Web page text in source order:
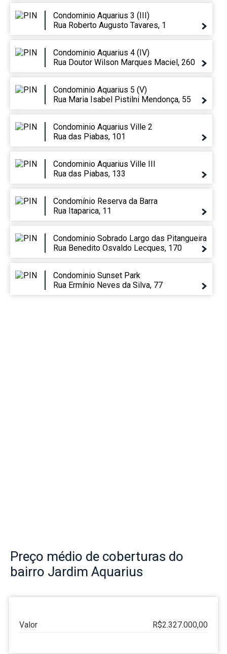
Condominio Aquarius 3 (III)
Rua Roberto Augusto Tavares, 1
Condominio Aquarius 4 (IV)
Rua Doutor Wilson Marques Maciel, 260
Condominio Aquarius 5 (V)
Rua Maria Isabel Pistilni Mendonça, 55
Condominio Aquarius Ville 2
Rua das Piabas, 101
Condominio Aquarius Ville III
Rua das Piabas, 133
Condomínio Reserva da Barra
Rua Itaparica, 11
Condominio Sobrado Largo das Pitangueira
Rua Benedito Osvaldo Lecques, 170
Condominio Sunset Park
Rua Ermínio Neves da Silva, 77
Preço médio de coberturas do
bairro Jardim Aquarius
Valor R$2.327.000,00